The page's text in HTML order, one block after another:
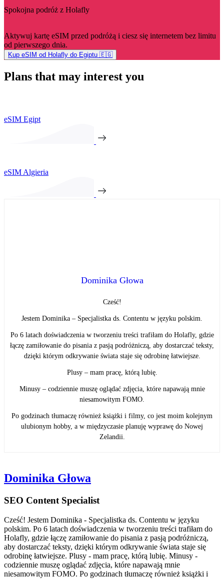
Spokojna podróż z Holafly
Aktywuj kartę eSIM przed podróżą i ciesz się internetem bez limitu
od pierwszego dnia.
Kup eSIM od Holafly do Egiptu 🇪🇬
Plans that may interest you
eSIM Egipt
eSIM Algieria
Dominika Głowa
Cześć!
Jestem Dominika – Specjalistka ds. Contentu w języku polskim.
Po 6 latach doświadczenia w tworzeniu treści trafiłam do Holafly, gdzie
łączę zamiłowanie do pisania z pasją podróżniczą, aby dostarczać teksty,
dzięki którym odkrywanie świata staje się odrobinę łatwiejsze.
Plusy – mam pracę, którą lubię.
Minusy – codziennie muszę oglądać zdjęcia, które napawają mnie
niesamowitym FOMO.
Po godzinach tłumaczę również książki i filmy, co jest moim kolejnym
ulubionym hobby, a w międzyczasie planuję wyprawę do Nowej
Zelandii.
Dominika Głowa
SEO Content Specialist
Cześć! Jestem Dominika - Specjalistka ds. Contentu w języku
polskim. Po 6 latach doświadczenia w tworzeniu treści trafiłam do
Holafly, gdzie łączę zamiłowanie do pisania z pasją podróżniczą,
aby dostarczać teksty, dzięki którym odkrywanie świata staje się
odrobinę łatwiejsze. Plusy - mam pracę, którą lubię. Minusy -
codziennie muszę oglądać zdjęcia, które napawają mnie
niesamowitym FOMO. Po godzinach tłumaczę również książki i